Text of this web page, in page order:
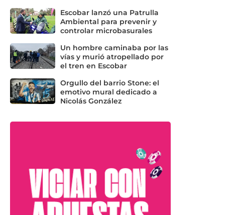
Escobar lanzó una Patrulla
Ambiental para prevenir y
controlar microbasurales
Un hombre caminaba por las
vías y murió atropellado por
el tren en Escobar
Orgullo del barrio Stone: el
emotivo mural dedicado a
Nicolás González